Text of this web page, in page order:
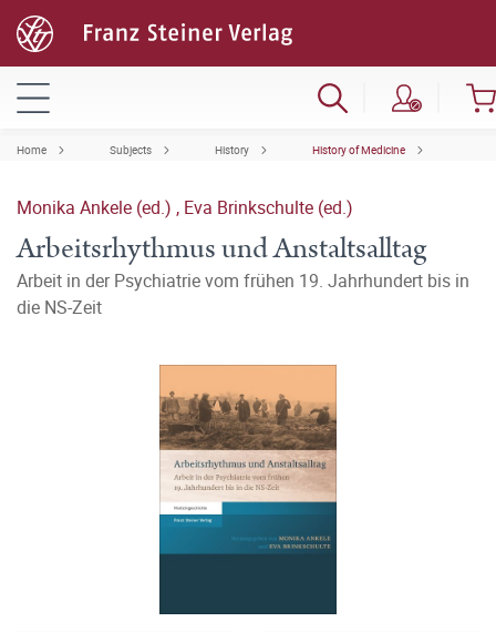
Home Subjects History History of Medicine
Monika Ankele (ed.) , Eva Brinkschulte (ed.)
Arbeitsrhythmus und Anstaltsalltag
Arbeit in der Psychiatrie vom frühen 19. Jahrhundert bis in
die NS-Zeit